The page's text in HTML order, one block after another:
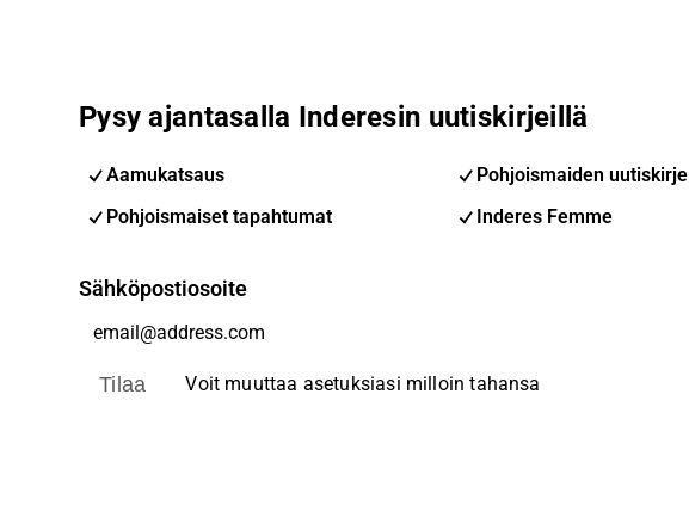
Pysy ajantasalla Inderesin uutiskirjeillä
Aamukatsaus
Pohjoismaiden uutiskirje
Pohjoismaiset tapahtumat
Inderes Femme
Sähköpostiosoite
Tilaa Voit muuttaa asetuksiasi milloin tahansa